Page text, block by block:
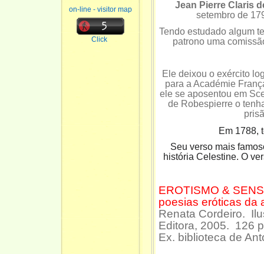
on-line - visitor map
Click
Jean Pierre Claris
setembro de
Tendo estudado algum
patrono uma
Ele deixou o exército
para a Académie
ele se aposentou em
de Robespierre o
Em 1788,
Seu verso mais
história Celestine. O
EROTISMO &
poesias eróticas da
Renata Cordeiro.
Editora, 2005. 126
Ex. biblioteca de